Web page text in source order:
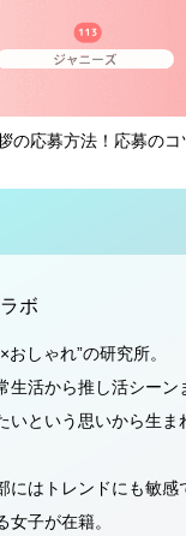
の応募方法！応募の
ボ
おしゃれ”の研究所。
生活から推し活シーン
いという思いから生ま
にはトレンドにも敏感
女子が在籍。